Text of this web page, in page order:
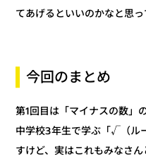
てあげるといいのかなと思っ
今回のまとめ
第1回目は「マイナスの数」
中学校3年生で学ぶ「√（ル
すけど、実はこれもみなさ